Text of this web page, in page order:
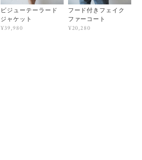
ビジューテーラード
ジャケット
¥39,980
フード付きフェイク
ファーコート
¥20,280